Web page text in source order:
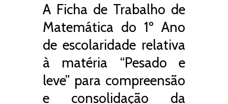
A Ficha de Trabalho de
Matemática do 1º Ano
de escolaridade relativa
à matéria “Pesado e
leve” para compreensão
e consolidação da